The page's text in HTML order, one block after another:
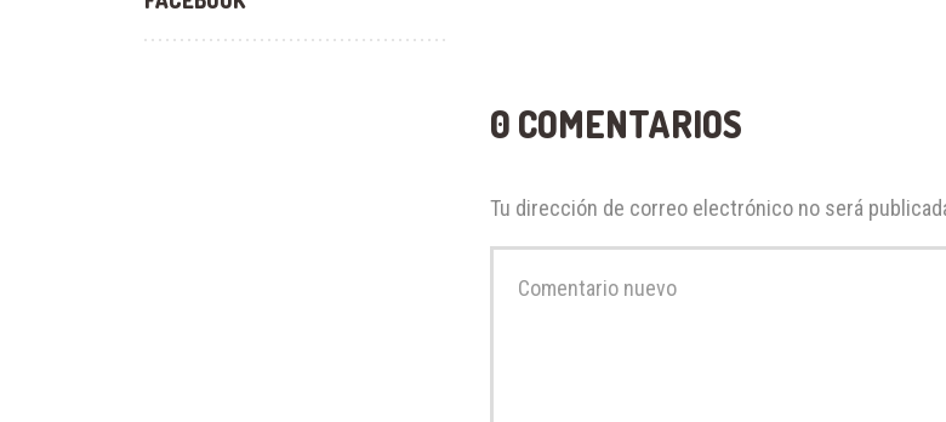
0 COMENTARIOS
Tu dirección de correo electrónico no será
comentario*